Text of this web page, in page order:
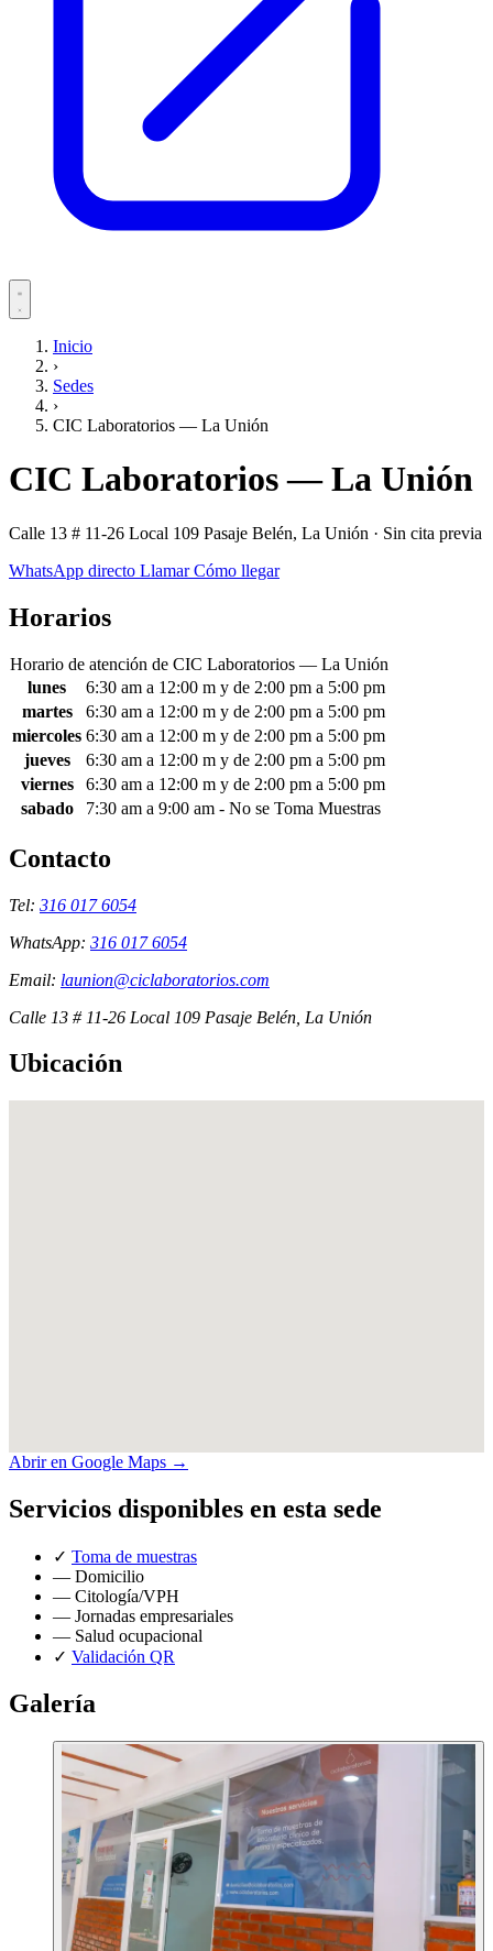
Servicios
Inicio
›
Sedes
›
CIC Laboratorios — La Unión
CIC Laboratorios — La Unión
Calle 13 # 11-26 Local 109 Pasaje Belén, La Unión · Sin cita previa
WhatsApp directo LlamarCómo llegar
Horarios
Horario de atención de CIC Laboratorios — La Unión
lunes
6:30 am a 12:00 m y de 2:00 pm a 5:00 pm
martes
6:30 am a 12:00 m y de 2:00 pm a 5:00 pm
miercoles 6:30 am a 12:00 m y de 2:00 pm a 5:00 pm
jueves
6:30 am a 12:00 m y de 2:00 pm a 5:00 pm
viernes
6:30 am a 12:00 m y de 2:00 pm a 5:00 pm
sabado
7:30 am a 9:00 am - No se Toma Muestras
Contacto
Tel: 316 017 6054
WhatsApp: 316 017 6054
Email: launion@ciclaboratorios.com
Calle 13 # 11-26 Local 109 Pasaje Belén, La Unión
Ubicación
Abrir en Google Maps →
Servicios disponibles en esta sede
✓ Toma de muestras
— Domicilio
— Citología/VPH
— Jornadas empresariales
— Salud ocupacional
✓ Validación QR
Galería